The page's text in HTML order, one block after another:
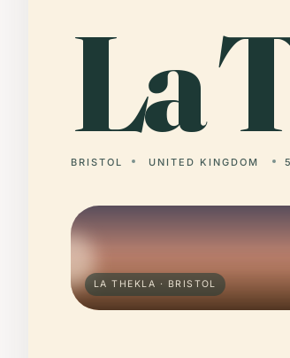
La
BRISTOL UNITED KINGDOM
LA THEKLA · BRISTOL